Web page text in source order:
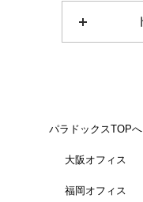
パラドックスTOPへ
大阪オフィス
福岡オフィス